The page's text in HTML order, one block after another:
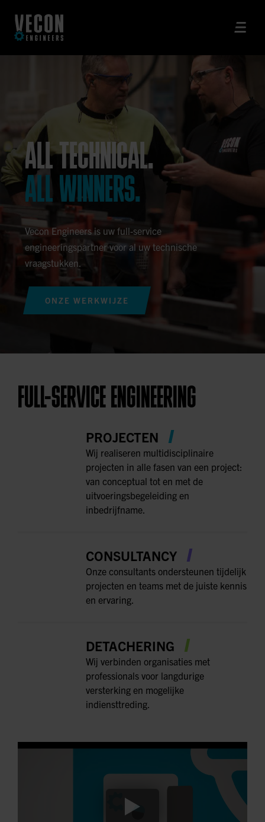
ALL TECHNICAL.
ALL WINNERS.
Vecon Engineers is uw full-service
engineeringspartner voor al uw technische
vraagstukken.
ONZE WERKWIJZE
FULL-SERVICE ENGINEERING
PROJECTEN
Wij realiseren multidisciplinaire
projecten in alle fasen van een project:
van conceptual tot en met de
uitvoeringsbegeleiding en
inbedrijfname.
CONSULTANCY
Onze consultants ondersteunen tijdelijk
projecten en teams met de juiste kennis
en ervaring.
DETACHERING
Wij verbinden organisaties met
professionals voor langdurige
versterking en mogelijke
indiensttreding.